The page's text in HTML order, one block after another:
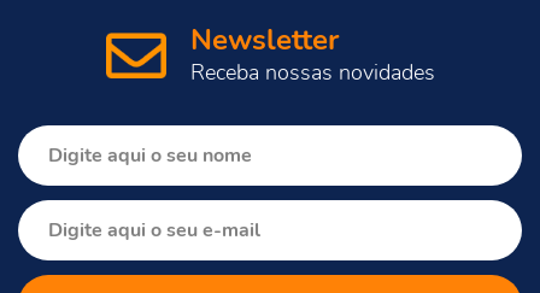
Newsletter
Receba nossas novidades